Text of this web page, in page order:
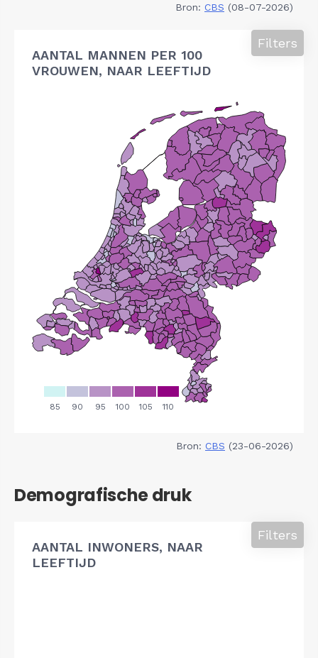
Bron: CBS (08-07-2026)
AANTAL MANNEN PER 100
VROUWEN, NAAR LEEFTIJD
Filters
Bron: CBS (23-06-2026)
Demografische druk
AANTAL INWONERS, NAAR
LEEFTIJD
Filters